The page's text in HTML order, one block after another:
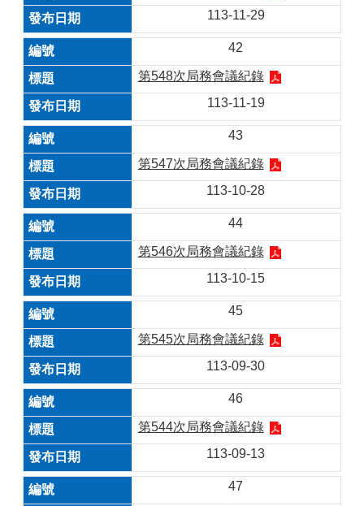
113-11-29
42
第548次局務會議紀錄
113-11-19
43
第547次局務會議紀錄
113-10-28
44
第546次局務會議紀錄
113-10-15
45
第545次局務會議紀錄
113-09-30
46
第544次局務會議紀錄
113-09-13
47